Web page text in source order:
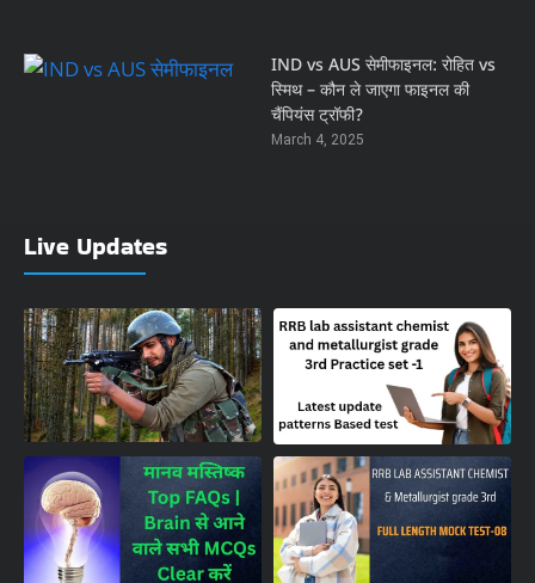
IND vs AUS सेमीफाइनल: रोहित vs
स्मिथ – कौन ले जाएगा फाइनल की
चैंपियंस ट्रॉफी?
March 4, 2025
Live Updates